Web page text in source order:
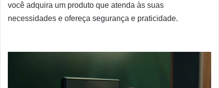
você adquira um produto que atenda às suas
necessidades e ofereça segurança e praticidade.